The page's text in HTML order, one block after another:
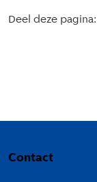
Deel deze pagina:
Contact